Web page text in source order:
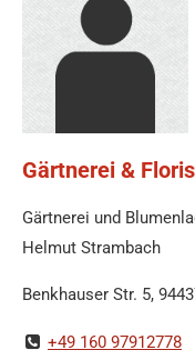
Gärtnerei &
Gärtnerei und
Helmut Strambach
Benkhauser Str. 5,
+49 160 97912778